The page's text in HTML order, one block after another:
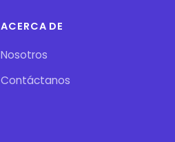
ACERCA DE
Nosotros
Contáctanos